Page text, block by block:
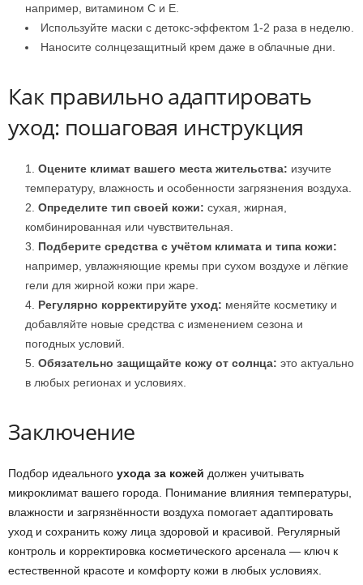
например, витамином C и E.
Используйте маски с детокс-эффектом 1-2 раза в неделю.
Наносите солнцезащитный крем даже в облачные дни.
Как правильно адаптировать
уход: пошаговая инструкция
Оцените климат вашего места жительства: изучите
температуру, влажность и особенности загрязнения воздуха.
Определите тип своей кожи: сухая, жирная,
комбинированная или чувствительная.
Подберите средства с учётом климата и типа кожи:
например, увлажняющие кремы при сухом воздухе и лёгкие
гели для жирной кожи при жаре.
Регулярно корректируйте уход: меняйте косметику и
добавляйте новые средства с изменением сезона и
погодных условий.
Обязательно защищайте кожу от солнца: это актуально
в любых регионах и условиях.
Заключение
Подбор идеального ухода за кожей должен учитывать
микроклимат вашего города. Понимание влияния температуры,
влажности и загрязнённости воздуха помогает адаптировать
уход и сохранить кожу лица здоровой и красивой. Регулярный
контроль и корректировка косметического арсенала — ключ к
естественной красоте и комфорту кожи в любых условиях.